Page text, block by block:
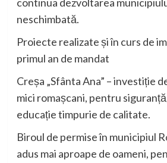
neschimbată.
Proiecte realizate și în curs de
primul an de mandat
Creșa „Sfânta Ana” – investiție
mici romașcani, pentru
educație timpurie de calitate.
Biroul de permise în municipiul
adus mai aproape de oameni,